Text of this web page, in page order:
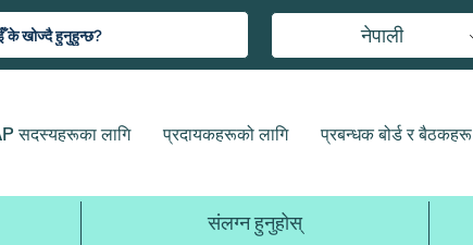
नेपाली
सदस्यहरूका लागि प्रदायकहरूको लागि प्रबन्धक बोर्ड र बैठकहरू
संलग्न हुनुहोस्